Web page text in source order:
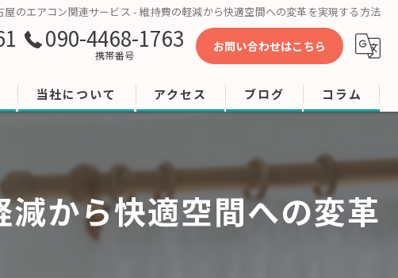
屋のエアコン関連サービス - 維持費の軽減から快適空間への変革を実現する方法
090-4468-1763
携帯番号
お問い合わせはこちら
当社について
店舗
アクセス ブログ コラム
から快適空間への変革